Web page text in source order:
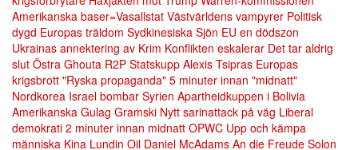
Amerikanska baser=Vasallstat Västvärldens vampyrer Politisk
dygd Europas träldom Sydkinesiska Sjön EU en dödszon
Ukrainas annektering av Krim Konflikten eskalerar Det tar aldrig
slut Östra Ghouta R2P Statskupp Alexis Tsipras Europas
krigsbrott "Ryska propaganda" 5 minuter innan "midnatt"
Nordkorea Israel bombar Syrien Apartheidkuppen i Bolivia
Amerikanska Gulag Gramski Nytt sarinattack på väg Liberal
demokrati 2 minuter innan midnatt OPWC Upp och kämpa
människa Kina Lundin Oil Daniel McAdams An die Freude Solon